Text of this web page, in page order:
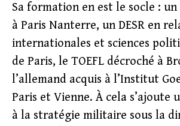
Sa formation en est le socle : un
à Paris Nanterre, un DESR en
internationales et sciences
de Paris, le TOEFL décroché à
l’allemand acquis à l’Institut
Paris et Vienne. À cela s’ajoute
à la stratégie militaire sous la